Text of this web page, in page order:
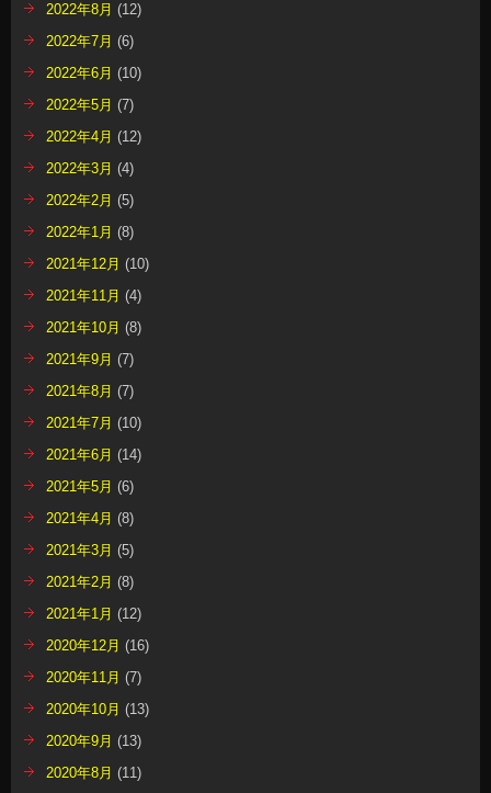
2022年8月 (12)
2022年7月 (6)
2022年6月 (10)
2022年5月 (7)
2022年4月 (12)
2022年3月 (4)
2022年2月 (5)
2022年1月 (8)
2021年12月 (10)
2021年11月 (4)
2021年10月 (8)
2021年9月 (7)
2021年8月 (7)
2021年7月 (10)
2021年6月 (14)
2021年5月 (6)
2021年4月 (8)
2021年3月 (5)
2021年2月 (8)
2021年1月 (12)
2020年12月 (16)
2020年11月 (7)
2020年10月 (13)
2020年9月 (13)
2020年8月 (11)